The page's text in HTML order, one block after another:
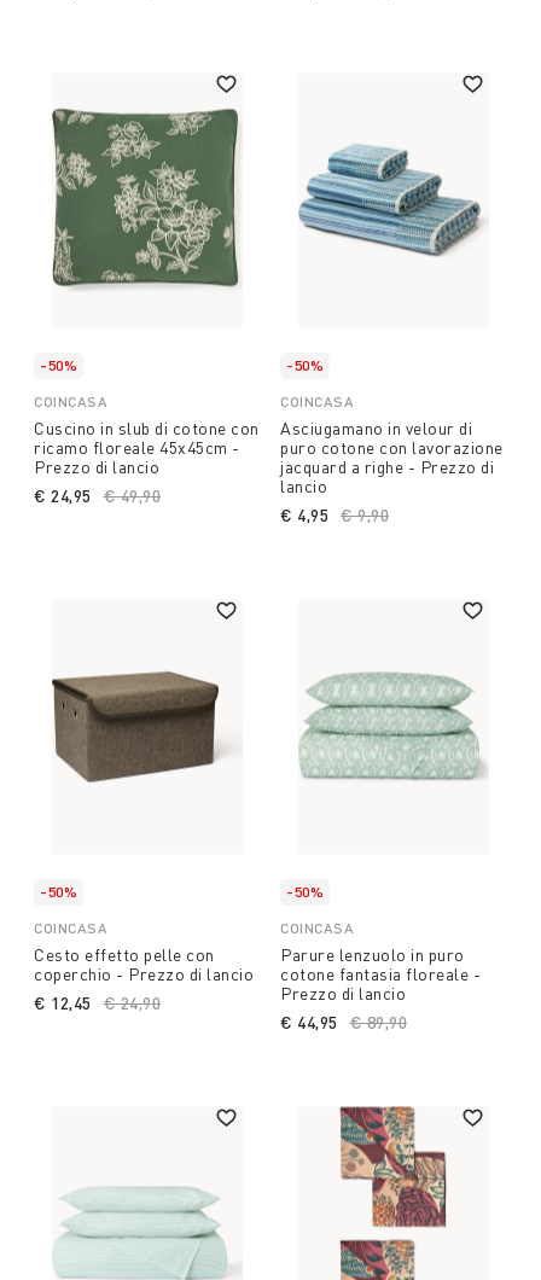
-50%
COINCASA
Cuscino in slub di cotone con
ricamo floreale 45x45cm -
Prezzo di lancio
Price reduced from
€ 49,90
€ 24,95
-50%
COINCASA
Asciugamano in velour di
puro cotone con lavorazione
jacquard a righe - Prezzo di
lancio
Price reduced from
€ 9,90
€ 4,95
-50%
COINCASA
Cesto effetto pelle con
coperchio - Prezzo di lancio
Price reduced from
€ 24,90
€ 12,45
-50%
COINCASA
Parure lenzuolo in puro
cotone fantasia floreale -
Prezzo di lancio
Price reduced from
€ 89,90
€ 44,95